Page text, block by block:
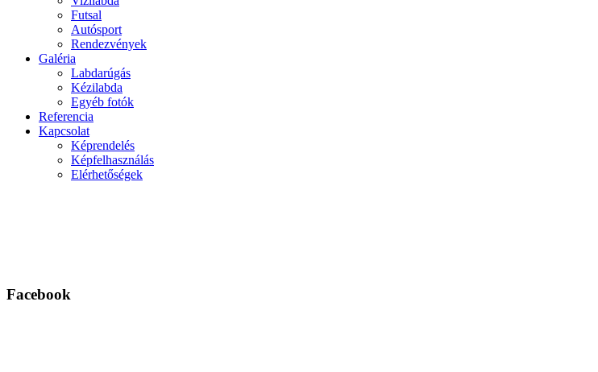
Futsal
Autósport
Rendezvények
Galéria
Labdarúgás
Kézilabda
Egyéb fotók
Referencia
Kapcsolat
Képrendelés
Képfelhasználás
Elérhetőségek
Facebook